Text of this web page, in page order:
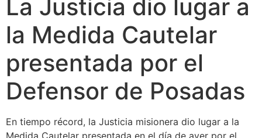
La Justicia dio lugar a
la Medida Cautelar
presentada por el
Defensor de Posadas
En tiempo récord, la Justicia misionera dio lugar a la
Medida Cautelar presentada en el día de ayer por el